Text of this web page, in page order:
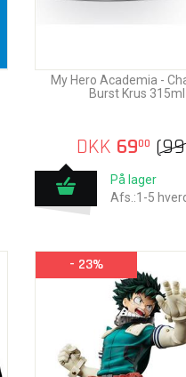
My Hero Academia -
Burst Krus 315ml
DKK 6900 (99
På lager
Afs.:1-5
- 23%